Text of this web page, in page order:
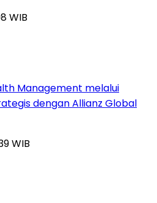
WIB
Management melalui
dengan Allianz Global
WIB